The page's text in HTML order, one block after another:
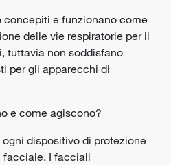
concepiti e funzionano come
delle vie respiratorie per il
tuttavia non soddisfano
per gli apparecchi di
e come agiscono?
dispositivo di protezione
facciale. I facciali